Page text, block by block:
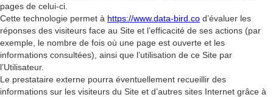
pages de celui-ci.
Cette technologie permet à https://www.data-bird.co d’évaluer les
réponses des visiteurs face au Site et l’efficacité de ses actions (par
exemple, le nombre de fois où une page est ouverte et les
informations consultées), ainsi que l’utilisation de ce Site par
l’Utilisateur.
Le prestataire externe pourra éventuellement recueillir des
informations sur les visiteurs du Site et d’autres sites Internet grâce à